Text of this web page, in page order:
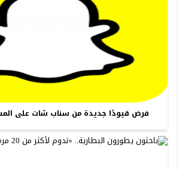
فرض قيودًا جديدة من سناب شات على